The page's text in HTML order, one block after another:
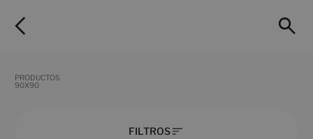
PRODUCTOS
90X90
FILTROS